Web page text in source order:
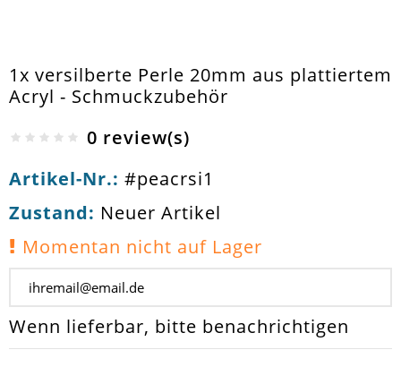
1x versilberte Perle 20mm aus plattiertem
Acryl - Schmuckzubehör
0 review(s)
Artikel-Nr.: #peacrsi1
Zustand: Neuer Artikel
Momentan nicht auf Lager
Wenn lieferbar, bitte benachrichtigen